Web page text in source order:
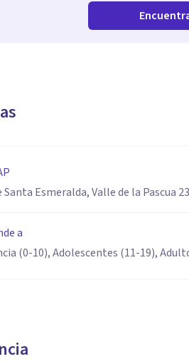
con resultados complejos..."
Santa Esmeralda, Valle de la Pascua
a
(0-10), Adolescentes (11-19),